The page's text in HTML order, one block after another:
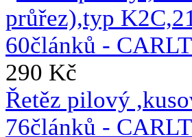
290 Kč
Řetěz pilový
76článků -